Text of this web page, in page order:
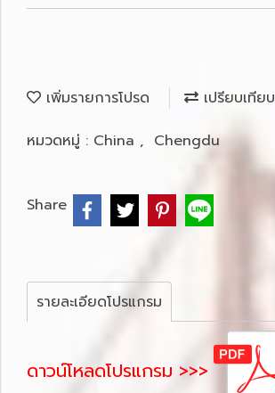
เพิ่มรายการโปรด
เปรียบเทียบ
หมวดหมู่ : China , Chengdu
Share
รายละเอียดโปรแกรม
ดาวน์โหลดโปรแกรม >>>